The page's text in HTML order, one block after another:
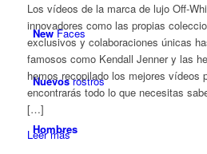
NewFaces
Nuevosrostros
Hombres
Los vídeos de la marca de lujo Off-
innovadores como las propias
exclusivos y colaboraciones únicas
famosos como Kendall Jenner y las
hemos recopilado los mejores vídeos
encontrarás todo lo que necesitas
[…]
Leer más